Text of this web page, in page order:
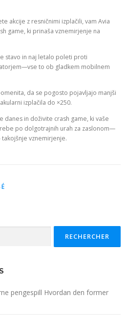
akcije z resničnimi izplačili, vam Avia
game, ki prinaša vznemirjenje na
stavo in naj letalo poleti proti
to ob gladkem mobilnem
da se pogosto pojavljajo manjši
izplačila do ×250.
danes in doživite crash game, ki vaše
po dolgotrajnih urah za zaslonom—
vznemirjenje.
pengespill Hvordan den former